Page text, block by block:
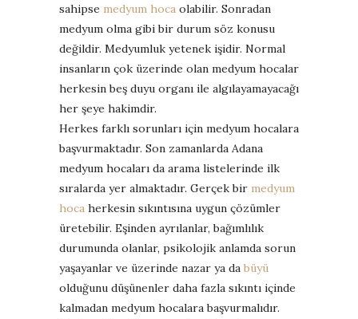
sahipse medyum hoca olabilir. Sonradan
medyum olma gibi bir durum söz konusu
değildir. Medyumluk yetenek işidir. Normal
insanların çok üzerinde olan medyum hocalar
herkesin beş duyu organı ile algılayamayacağı
her şeye hakimdir.
Herkes farklı sorunları için medyum hocalara
başvurmaktadır. Son zamanlarda Adana
medyum hocaları da arama listelerinde ilk
sıralarda yer almaktadır. Gerçek bir medyum
hoca herkesin sıkıntısına uygun çözümler
üretebilir. Eşinden ayrılanlar, bağımlılık
durumunda olanlar, psikolojik anlamda sorun
yaşayanlar ve üzerinde nazar ya da büyü
olduğunu düşünenler daha fazla sıkıntı içinde
kalmadan medyum hocalara başvurmalıdır.